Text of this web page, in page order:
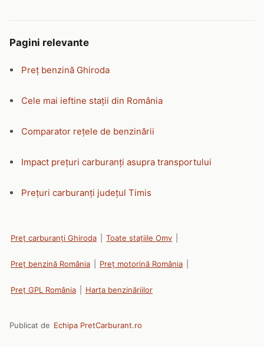
Pagini relevante
Preț benzină Ghiroda
Cele mai ieftine stații din România
Comparator rețele de benzinării
Impact prețuri carburanți asupra transportului
Prețuri carburanți județul Timis
Preț carburanți Ghiroda Toate stațiile Omv
Preț benzină România Preț motorină România
Preț GPL România Harta benzinăriilor
Publicat de Echipa PretCarburant.ro